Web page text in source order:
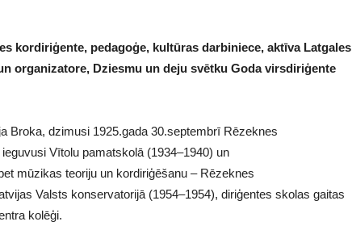
kordiriģente, pedagoģe, kultūras darbiniece, aktīva Latgales
organizatore, Dziesmu un deju svētku Goda virsdiriģente
Broka, dzimusi 1925.gada 30.septembrī Rēzeknes
Vītolu pamatskolā (1934–1940) un
mūzikas teoriju un kordiriģēšanu – Rēzeknes
Valsts konservatorijā (1954–1954), diriģentes skolas gaitas
kolēģi.